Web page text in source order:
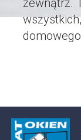
zewnątrz.